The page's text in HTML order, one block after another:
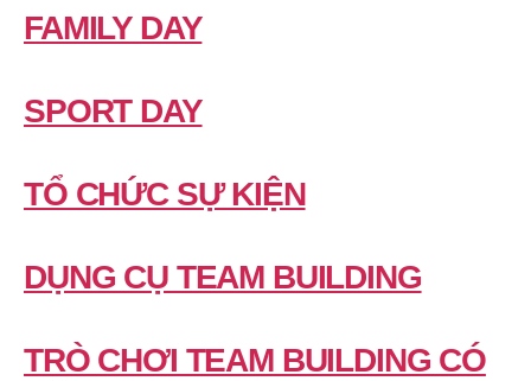
FAMILY DAY
SPORT DAY
TỔ CHỨC SỰ KIỆN
DỤNG CỤ TEAM BUILDING
TRÒ CHƠI TEAM BUILDING CÓ